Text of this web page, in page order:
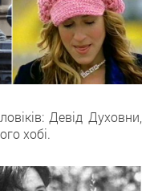
Девід Духовни,
хобі.